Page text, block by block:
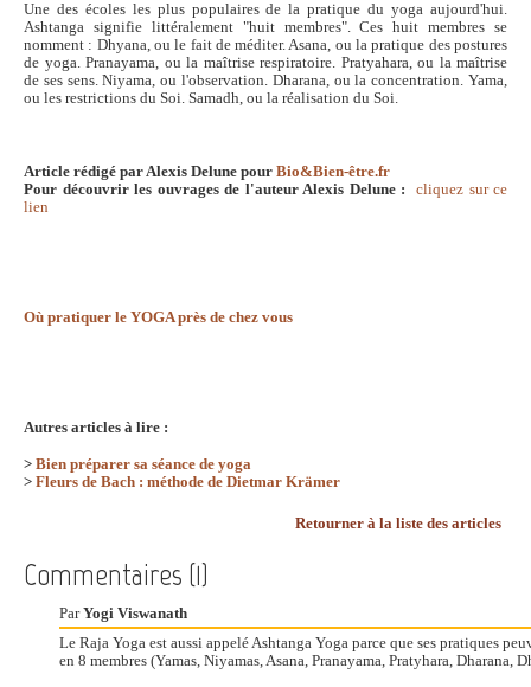
Une des écoles les plus populaires de la pratique du yoga aujourd'hui.
Ashtanga signifie littéralement "huit membres". Ces huit membres se
nomment : Dhyana, ou le fait de méditer. Asana, ou la pratique des postures
de yoga. Pranayama, ou la maîtrise respiratoire. Pratyahara, ou la maîtrise
de ses sens. Niyama, ou l'observation. Dharana, ou la concentration. Yama,
ou les restrictions du Soi. Samadh, ou la réalisation du Soi.
Article rédigé par Alexis Delune pour Bio&Bien-être.fr
Pour découvrir les ouvrages de l'auteur Alexis Delune :
cliquez sur ce
lien
Où pratiquer le YOGA près de chez vous
Autres articles à lire :
> Bien préparer sa séance de yoga
> Fleurs de Bach : méthode de Dietmar Krämer
Retourner à la liste des articles
Commentaires (1)
ParYogi Viswanath
Le Raja Yoga est aussi appelé Ashtanga Yoga parce que ses pratiques
en 8 membres (Yamas, Niyamas, Asana, Pranayama, Pratyhara, Dharana,